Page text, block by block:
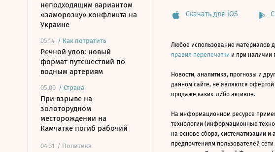
неподходящим вариантом
«заморозку» конфликта на
Украине
05:14 / Как потратить
Речной улов: новый
формат путешествий по
водным артериям
05:00 / Страна
При взрыве на
золоторудном
месторождении на
Камчатке погиб рабочий
04:31 / Политика
Скачать для iOS
Любое использование материалов
правил перепечатки и при наличии
Новости, аналитика, прогнозы и
данном сайте, не являются
продаже каких-либо активов.
На информационном ресурсе
технологии (информационные
на основе сбора, систематизации
предпочтениям пользователей